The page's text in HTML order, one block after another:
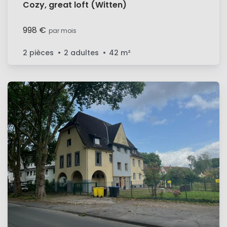
Cozy, great loft (Witten)
998 € par mois
2 pièces 2 adultes 42 m²